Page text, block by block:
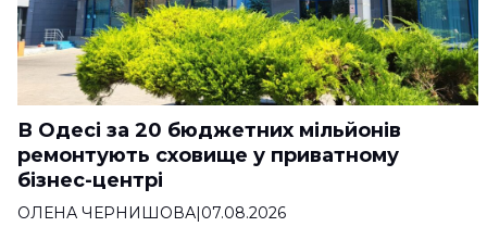
В Одесі за 20 бюджетних мільйонів
ремонтують сховище у приватному
бізнес-центрі
ОЛЕНА ЧЕРНИШОВА|07.08.2026